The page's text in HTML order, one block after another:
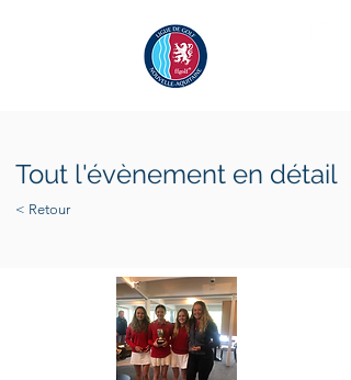
Tout l'évènement en détail
< Retour